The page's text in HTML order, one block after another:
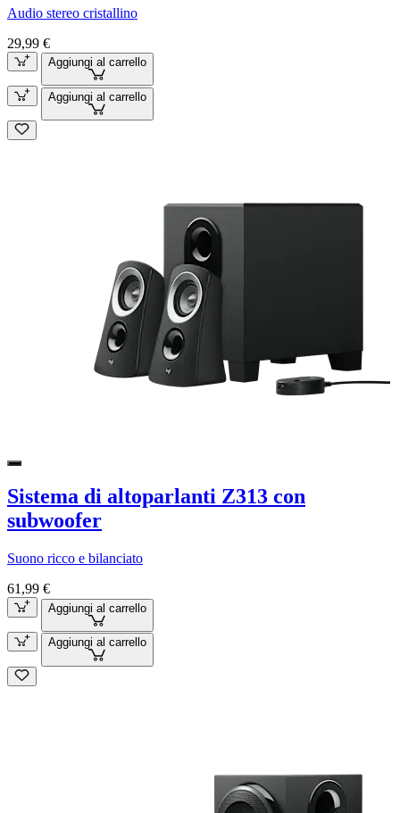
Audio stereo cristallino
29,99 €
Aggiungi al carrello
Aggiungi al carrello
Sistema di altoparlanti Z313 con
subwoofer
Suono ricco e bilanciato
61,99 €
Aggiungi al carrello
Aggiungi al carrello